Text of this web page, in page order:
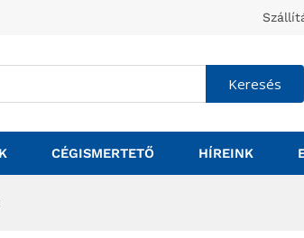
Keresés
CÉGISMERTETŐ HÍREINK